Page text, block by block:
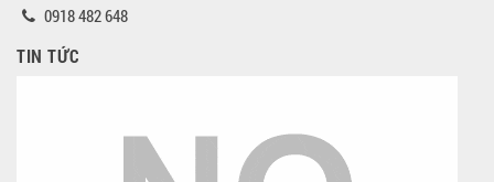
0918 482 648
TIN TỨC